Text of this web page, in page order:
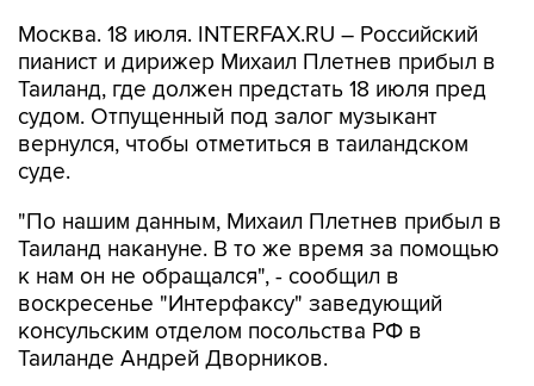
Москва. 18 июля. INTERFAX.RU – Российский
пианист и дирижер Михаил Плетнев прибыл в
Таиланд, где должен предстать 18 июля пред
судом. Отпущенный под залог музыкант
вернулся, чтобы отметиться в таиландском
суде.
"По нашим данным, Михаил Плетнев прибыл в
Таиланд накануне. В то же время за помощью
к нам он не обращался", - сообщил в
воскресенье "Интерфаксу" заведующий
консульским отделом посольства РФ в
Таиланде Андрей Дворников.